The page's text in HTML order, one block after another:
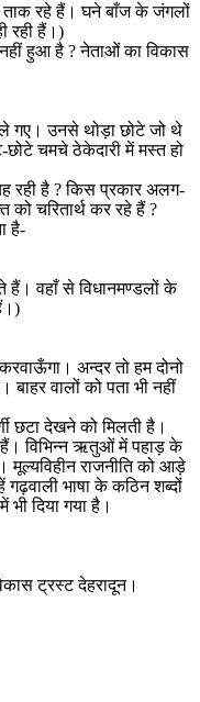
ताक रहे हैं। घने बाँज के जंगलों
रही हैं।)
हुआ है ? नेताओं का विकास
गए। उनसे थोड़ा छोटे जो थे
चमचे ठेकेदारी में मस्त हो
रही है ? किस प्रकार अलग-
को चरितार्थ कर रहे हैं ?
है-
हैं। वहाँ से विधानमण्डलों के
अन्दर तो हम दोनो
वालों को पता भी नहीं
छटा देखने को मिलती है।
हैं। विभिन्न ऋतुओं में पहाड़ के
मूल्यविहीन राजनीति को आड़े
भाषा के कठिन शब्दों
भी दिया गया है।
ट्रस्ट देहरादून।